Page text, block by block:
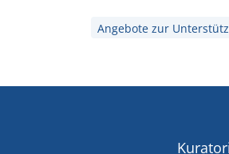
Angebote zur